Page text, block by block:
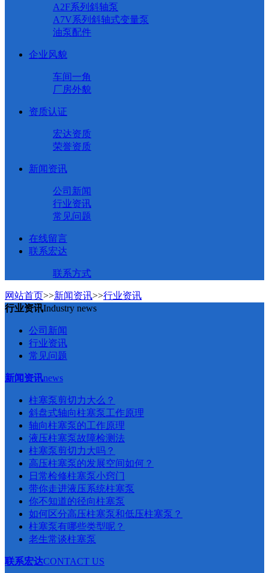
A2F系列斜轴泵
A7V系列斜轴式变量泵
油泵配件
企业风貌
车间一角
厂房外貌
资质认证
宏达资质
荣誉资质
新闻资讯
公司新闻
行业资讯
常见问题
在线留言
联系宏达
联系方式
网站首页>>新闻资讯>>行业资讯
行业资讯Industry news
公司新闻
行业资讯
常见问题
新闻资讯news
柱塞泵剪切力大么？
斜盘式轴向柱塞泵工作原理
轴向柱塞泵的工作原理
液压柱塞泵故障检测法
柱塞泵剪切力大吗？
​高压柱塞泵的发展空间如何？
日常检修柱塞泵小窍门
带你走进液压系统柱塞泵
你不知道的径向柱塞泵
如何区分高压柱塞泵和低压柱塞泵​？
柱塞泵有哪些类型呢？
老生常谈柱塞泵
联系宏达CONTACT US